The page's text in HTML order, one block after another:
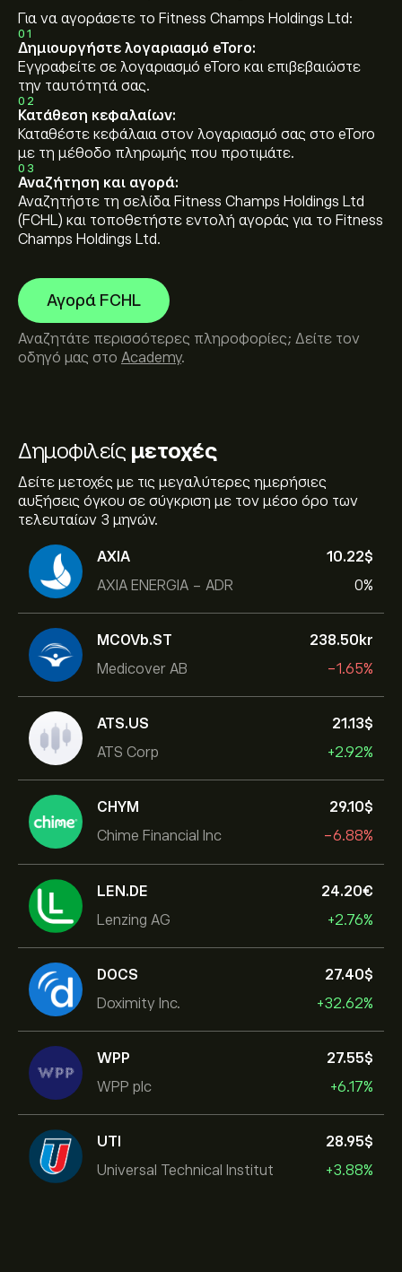
Δημοφιλείς μετοχές
Δείτε μετοχές με τις μεγαλύτερες ημερήσιες
αυξήσεις όγκου σε σύγκριση με τον μέσο όρο των
τελευταίων 3 μηνών.
AXIA
AXIA ENERGIA - ADR
10.22‎$‎
0%
MCOVb.ST
Medicover AB
238.50‎kr‎
-1.65%
ATS.US
ATS Corp
21.13‎$‎
+2.92%
CHYM
Chime Financial Inc
29.10‎$‎
-6.88%
LEN.DE
Lenzing AG
24.20‎€‎
+2.76%
DOCS
Doximity Inc.
27.40‎$‎
+32.62%
WPP
WPP plc
27.55‎$‎
+6.17%
UTI
Universal Technical Institut
28.95‎$‎
+3.88%
Για να αγοράσετε το Fitness Champs Holdings Ltd:
01
Δημιουργήστε λογαριασμό eToro:
Εγγραφείτε σε λογαριασμό eToro και επιβεβαιώστε
την ταυτότητά σας.
02
Κατάθεση κεφαλαίων:
Καταθέστε κεφάλαια στον λογαριασμό σας στο eToro
με τη μέθοδο πληρωμής που προτιμάτε.
03
Αναζήτηση και αγορά:
Αναζητήστε τη σελίδα Fitness Champs Holdings Ltd
(FCHL) και τοποθετήστε εντολή αγοράς για το Fitness
Champs Holdings Ltd.
Αγορά FCHL
Αναζητάτε περισσότερες πληροφορίες; Δείτε τον
οδηγό μας στο Academy.